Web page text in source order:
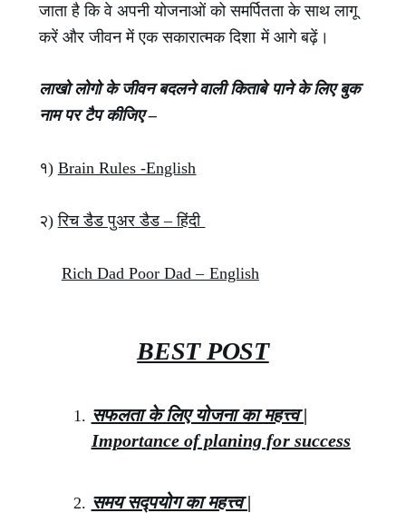
जाता है कि वे अपनी योजनाओं को समर्पितता के साथ लागू
करें और जीवन में एक सकारात्मक दिशा में आगे बढ़ें।
लाखो लोगो के जीवन बदलने वाली किताबे पाने के लिए बुक
नाम पर टैप कीजिए –
१) Brain Rules -English
२)रिच डैड पुअर डैड – हिंदी
Rich Dad Poor Dad – English
BEST POST
सफलता के लिए योजना का महत्त्व |
Importance of planing for success
समय सद्पयोग का महत्त्व |